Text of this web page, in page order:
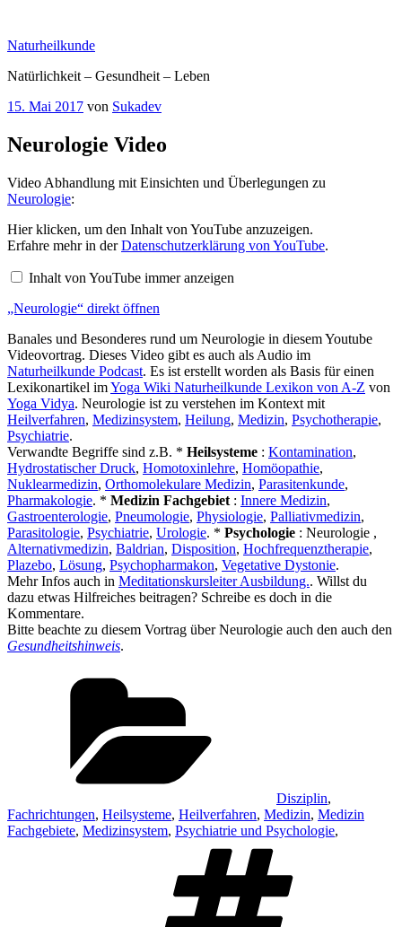
springen
Naturheilkunde
Natürlichkeit – Gesundheit – Leben
Veröffentlicht
15. Mai 2017 von Sukadev
Neurologie Video
Video Abhandlung mit Einsichten und Überlegungen zu
Neurologie:
„Neurologie“
von
YouTube
Hier klicken, um den Inhalt von YouTube anzuzeigen.
Erfahre mehr in derDatenschutzerklärung von YouTube.
Inhalt von YouTube immer anzeigen
„Neurologie“ direkt öffnen
Banales und Besonderes rund um Neurologie in diesem Youtube
Videovortrag. Dieses Video gibt es auch als Audio im
Naturheilkunde Podcast. Es ist erstellt worden als Basis für einen
Lexikonartikel imYoga Wiki Naturheilkunde Lexikon von A-Z von
Yoga Vidya. Neurologie ist zu verstehen im Kontext mit
Heilverfahren, Medizinsystem, Heilung, Medizin, Psychotherapie,
Psychiatrie.
Verwandte Begriffe sind z.B. * Heilsysteme : Kontamination,
Hydrostatischer Druck, Homotoxinlehre, Homöopathie,
Nuklearmedizin, Orthomolekulare Medizin, Parasitenkunde,
Pharmakologie. * Medizin Fachgebiet : Innere Medizin,
Gastroenterologie, Pneumologie, Physiologie, Palliativmedizin,
Parasitologie, Psychiatrie, Urologie. * Psychologie : Neurologie ,
Alternativmedizin, Baldrian, Disposition, Hochfrequenztherapie,
Plazebo, Lösung, Psychopharmakon, Vegetative Dystonie.
Mehr Infos auch in Meditationskursleiter Ausbildung.. Willst du
dazu etwas Hilfreiches beitragen? Schreibe es doch in die
Kommentare.
Bitte beachte zu diesem Vortrag über Neurologie auch den auch den
Gesundheitshinweis.
Disziplin,
Fachrichtungen, Heilsysteme, Heilverfahren, Medizin, Medizin
Fachgebiete, Medizinsystem, Psychiatrie und Psychologie,